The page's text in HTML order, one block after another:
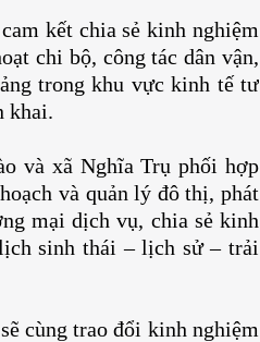
kết chia sẻ kinh nghiệm
chi bộ, công tác dân vận,
trong khu vực kinh tế tư
khai.
và xã Nghĩa Trụ phối hợp
và quản lý đô thị, phát
mại dịch vụ, chia sẻ kinh
sinh thái – lịch sử – trải
cùng trao đổi kinh nghiệm